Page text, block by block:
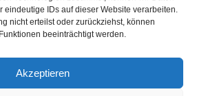
eindeutige IDs auf dieser Website verarbeiten.
nicht erteilst oder zurückziehst, können
beeinträchtigt werden.
Akzeptieren